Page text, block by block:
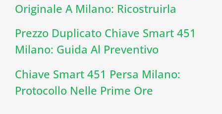
Originale A Milano: Ricostruirla
Prezzo Duplicato Chiave Smart 451
Milano: Guida Al Preventivo
Chiave Smart 451 Persa Milano:
Protocollo Nelle Prime Ore